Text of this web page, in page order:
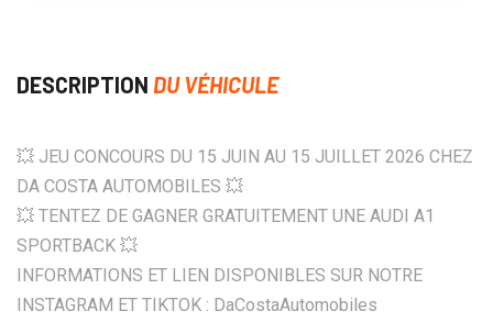
DESCRIPTION DU VÉHICULE
💥 JEU CONCOURS DU 15 JUIN AU 15 JUILLET 2026 CHEZ
DA COSTA AUTOMOBILES 💥
💥 TENTEZ DE GAGNER GRATUITEMENT UNE AUDI A1
SPORTBACK 💥
INFORMATIONS ET LIEN DISPONIBLES SUR NOTRE
INSTAGRAM ET TIKTOK : DaCostaAutomobiles